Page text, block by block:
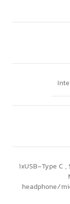
1xUSB-Type C
headphone/